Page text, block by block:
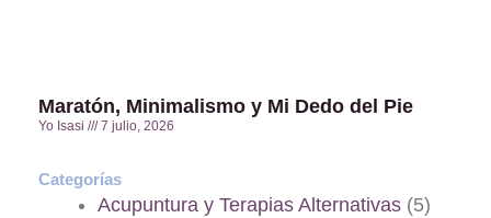
Maratón, Minimalismo y Mi Dedo del Pie
Yo Isasi 7 julio, 2026
Categorías
Acupuntura y Terapias Alternativas (5)